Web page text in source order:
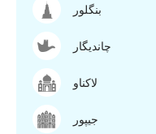
بنگلور
چاندیگار
لاکناو
جیپور